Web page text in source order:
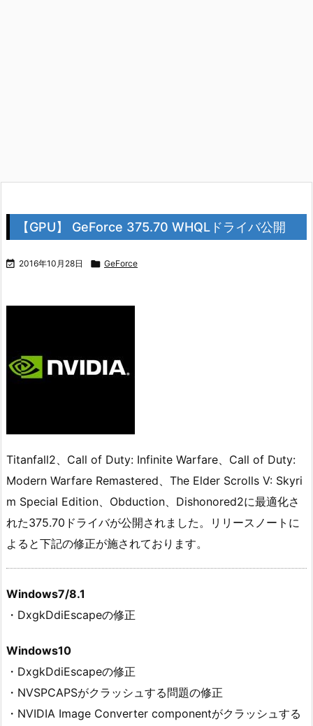
【GPU】 GeForce 375.70 WHQLドライバ公開
 2016年10月28日  GeForce
Titanfall2、Call of Duty: Infinite Warfare、Call of Duty:
Modern Warfare Remastered、The Elder Scrolls V: Skyri
m Special Edition、Obduction、Dishonored2に最適化さ
れた375.70ドライバが公開されました。リリースノートに
よると下記の修正が施されております。
Windows7/8.1
・DxgkDdiEscapeの修正
Windows10
・DxgkDdiEscapeの修正
・NVSPCAPSがクラッシュする問題の修正
・NVIDIA Image Converter componentがクラッシュする